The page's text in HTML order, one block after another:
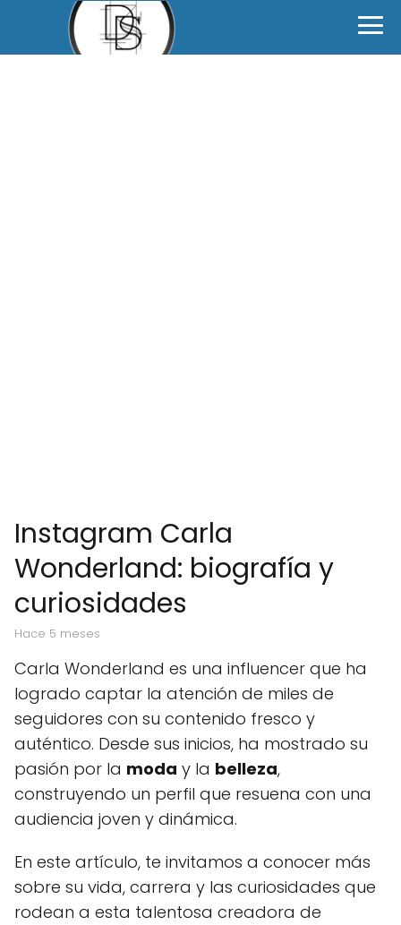
Instagram Carla
Wonderland: biografía y
curiosidades
hace 5 meses
Carla Wonderland es una influencer que ha
logrado captar la atención de miles de
seguidores con su contenido fresco y
auténtico. Desde sus inicios, ha mostrado su
pasión por la moda y la belleza,
construyendo un perfil que resuena con una
audiencia joven y dinámica.
En este artículo, te invitamos a conocer más
sobre su vida, carrera y las curiosidades que
rodean a esta talentosa creadora de